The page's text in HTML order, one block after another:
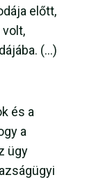
előtt,
(…)
és a
a
ügy